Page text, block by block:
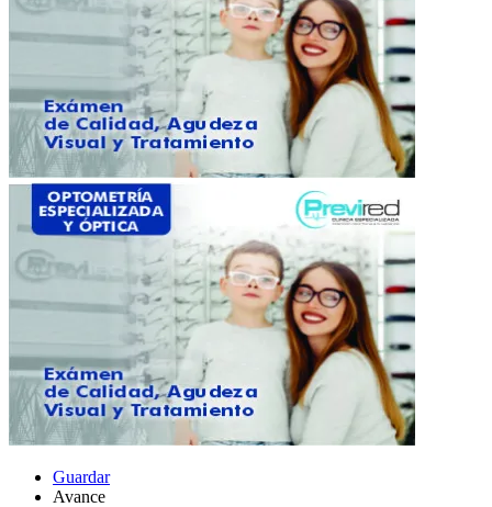
Guardar
Avance